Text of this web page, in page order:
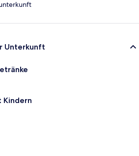
Unterkunft
Kindern